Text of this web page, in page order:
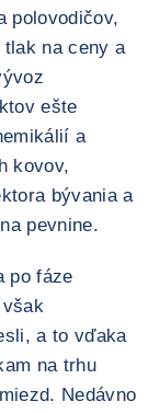
polovodičov,
tlak na ceny a
ešte
a
kovov,
bývania a
pevnine.
po fáze
a to vďaka
na trhu
Nedávno